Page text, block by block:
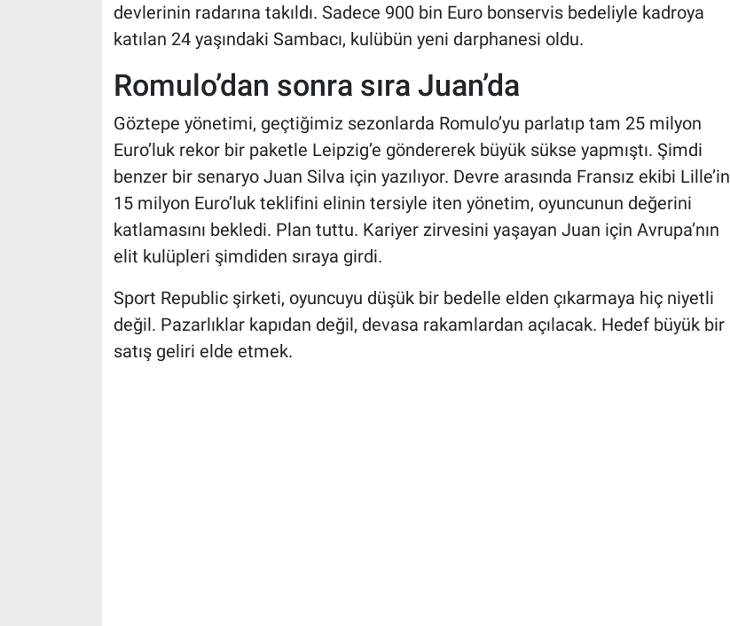
devlerinin radarına takıldı. Sadece 900 bin Euro bonservis bedeliyle kadroya
katılan 24 yaşındaki Sambacı, kulübün yeni darphanesi oldu.
Romulo’dan sonra sıra Juan’da
Göztepe yönetimi, geçtiğimiz sezonlarda Romulo’yu parlatıp tam 25 milyon
Euro’luk rekor bir paketle Leipzig’e göndererek büyük sükse yapmıştı. Şimdi
benzer bir senaryo Juan Silva için yazılıyor. Devre arasında Fransız ekibi Lille’in
15 milyon Euro’luk teklifini elinin tersiyle iten yönetim, oyuncunun değerini
katlamasını bekledi. Plan tuttu. Kariyer zirvesini yaşayan Juan için Avrupa’nın
elit kulüpleri şimdiden sıraya girdi.
Sport Republic şirketi, oyuncuyu düşük bir bedelle elden çıkarmaya hiç niyetli
değil. Pazarlıklar kapıdan değil, devasa rakamlardan açılacak. Hedef büyük bir
satış geliri elde etmek.